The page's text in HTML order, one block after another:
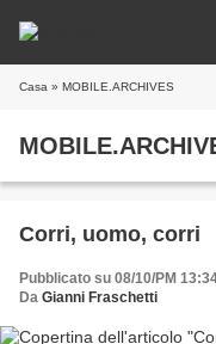
Casa » MOBILE.ARCHIVES
Corri, uomo, corri
Pubblicato su 08/10/PM
Da Gianni Fraschetti